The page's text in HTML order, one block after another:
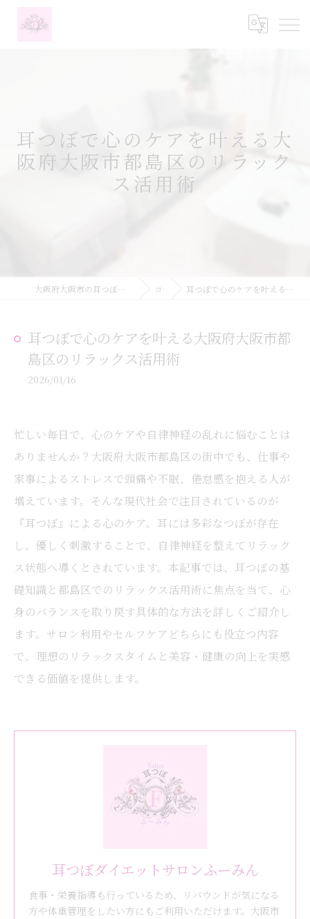
耳つぼで心のケアを叶える大
阪府大阪市都島区のリラック
ス活用術
大阪府大阪市の耳つぼなら耳つぼダイエットサロンふーみん コラム 耳つぼで心のケアを叶える大阪府大阪市都島区のリラックス活用術
耳つぼで心のケアを叶える大阪府大阪市都
島区のリラックス活用術
2026/01/16
忙しい毎日で、心のケアや自律神経の乱れに悩むことは
ありませんか？大阪府大阪市都島区の街中でも、仕事や
家事によるストレスで頭痛や不眠、倦怠感を抱える人が
増えています。そんな現代社会で注目されているのが
『耳つぼ』による心のケア。耳には多彩なつぼが存在
し、優しく刺激することで、自律神経を整えてリラック
ス状態へ導くとされています。本記事では、耳つぼの基
礎知識と都島区でのリラックス活用術に焦点を当て、心
身のバランスを取り戻す具体的な方法を詳しくご紹介し
ます。サロン利用やセルフケアどちらにも役立つ内容
で、理想のリラックスタイムと美容・健康の向上を実感
できる価値を提供します。
耳つぼダイエットサロンふーみん
食事・栄養指導も行っているため、リバウンドが気になる
方や体重管理をしたい方にもご利用いただけます。大阪市